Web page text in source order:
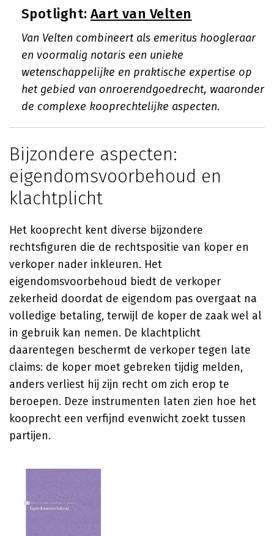
Spotlight: Aart van Velten
Van Velten combineert als emeritus hoogleraar
en voormalig notaris een unieke
wetenschappelijke en praktische expertise op
het gebied van onroerendgoedrecht, waaronder
de complexe kooprechtelijke aspecten.
Bijzondere aspecten:
eigendomsvoorbehoud en
klachtplicht
Het kooprecht kent diverse bijzondere
rechtsfiguren die de rechtspositie van koper en
verkoper nader inkleuren. Het
eigendomsvoorbehoud biedt de verkoper
zekerheid doordat de eigendom pas overgaat na
volledige betaling, terwijl de koper de zaak wel al
in gebruik kan nemen. De klachtplicht
daarentegen beschermt de verkoper tegen late
claims: de koper moet gebreken tijdig melden,
anders verliest hij zijn recht om zich erop te
beroepen. Deze instrumenten laten zien hoe het
kooprecht een verfijnd evenwicht zoekt tussen
partijen.